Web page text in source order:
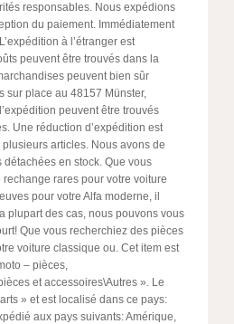
responsables. Nous expédions
du paiement. Immédiatement
à l’étranger est
peuvent être trouvés dans la
peuvent bien sûr
sur place au 48157 Münster,
peuvent être trouvés
Une réduction d’expédition est
articles. Nous avons de
en stock. Que vous
rares pour votre voiture
pour votre Alfa moderne, il
plupart des cas, nous pouvons vous
Que vous recherchiez des pièces
voiture classique ou. Cet item est
– pièces,
et accessoires\Autres ». Le
» et est localisé dans ce pays:
aux pays suivants: Amérique,